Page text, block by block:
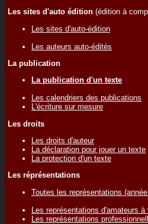
Les sites d'auto édition (édition à
Les sites d'auto-édition
Les auteurs auto-édités
La publication
La publication d'un texte
Les calendriers des publications
L'écriture sur mesure
Les droits
Les droits d'auteur
La déclaration pour jouer un texte
La protection d'un texte
Les réprésentations
Toutes les représentations
Les représentations d'amateurs à
Les représentations